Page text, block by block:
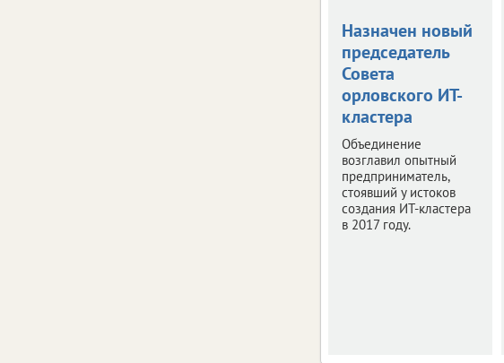
Назначен новый
председатель
Совета
орловского ИТ-
кластера
Объединение
возглавил опытный
предприниматель,
стоявший у истоков
создания ИТ-кластера
в 2017 году.